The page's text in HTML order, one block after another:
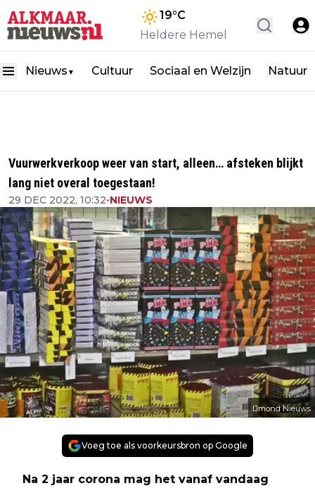
19°C
Heldere Hemel
Nieuws ▼ Cultuur Sociaal en Welzijn Natuur
Vuurwerkverkoop weer van start, alleen… afsteken blijkt
lang niet overal toegestaan!
29 DEC 2022, 10:32•NIEUWS
IJmond Nieuws
Voeg toe als voorkeursbron op Google
Na 2 jaar corona mag het vanaf vandaag